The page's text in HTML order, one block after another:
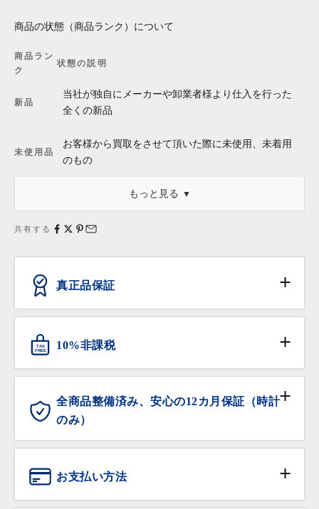
商品の状態（商品ランク）について
商品ラン
ク
状態の説明
新品
当社が独自にメーカーや卸業者様より仕入を行った
全くの新品
未使用品
お客様から買取をさせて頂いた際に未使用、未着用
のもの
・「新品同様」等の記述は商品本体についてのものであり、これ
状態は含みません。
もっと見る
共有する
真正品保証
ANTIQURIOUSでは、消費者の皆様が安心してお買い
物いただけるよう、日本流通自主管理協会（略称
AACD）に加盟し、不正商品の流通防止と排除の活動
に努めています。
TAX
FREE 10%非課税
対象となる海外からの旅行者の方は免税サービスをご
利用いただけます。
全商品整備済み、安心の12カ月保証（時計
のみ）
ANTIQURIOUSでは、大切なお時計を末長くご愛用い
ただけるよう、販売前の全てのお時計にオーバーホー
ル（分解洗浄及び精度調整、クォーツ時計は電池交換
を含む）を施してから販売しております。
お支払い方法